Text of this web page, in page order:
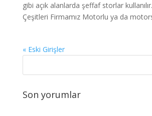
gibi açık alanlarda şeffaf storlar
Çeşitleri Firmamız Motorlu ya da
« Eski Girişler
Son yorumlar